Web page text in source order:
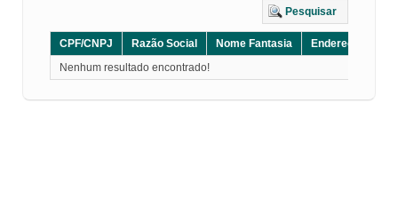
Pesquisar
CPF/CNPJ Razão Social Nome Fantasia Endereço
Nenhum resultado encontrado!